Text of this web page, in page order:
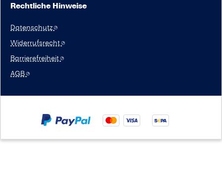
Rechtliche Hinweise
Datenschutz
Widerrufsrecht
Barrierefreiheit
AGB